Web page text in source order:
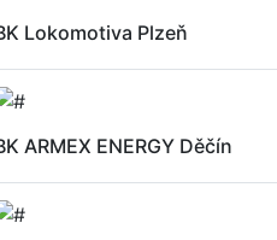
Lokomotiva Plzeň
ARMEX ENERGY Děčín